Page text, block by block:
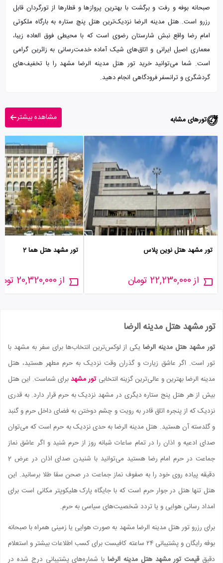
صبحانه بوفه و رفت و برگشت با بهترین پروازها و قطارها از تورگردان قابل
رزرو است. هتل مدینه الرضا نزدیک‌ترین هتل پنچ ستاره به بارگاه ملکوتی
امام رضا واقع نبش شارستان رضوی است که با محیطی فوق العاده زیبا،
معماری اصیل ایرانی و اتاق‌های شیک آماده خدمت‌رسانی به زائرین گرامی
است. شما می‌توانید خرید تور هتل مدینه الرضا مشهد را با تخفیف‌های
گردشگری و ترانسفر فرودگاهی انجام دهید.
تورهای مشابه مشاهده بیشتر
تور مشهد هتل نوین پلاس
از 22,230,000 تومان
تور مشهد هتل هما 2
از 20,320,000 تومان
تور مشهد هتل مدینه الرضا
تور مشهد هتل مدینه الرضایکی از لوکس‌ترین انتخاب‌ها برای سفر به مشهد با
تور است. اگر عاشق زیارت و گذران وقت نزدیک به حرم مطهر هستید، هتل
مدینه الرضا بهترین و عالی‌ترین گزینه انتخابیتور مشهدبرای شماست. این هتل
بیش از هر هتل پنج ستاره دیگری در مشهد نزدیک به حرم قرار دارد. به قدری
نزدیک که از پنجره اتاق قادر به رویت و چشم دوختن به فضای داخل حرم و گنبد
و گلدسته آن هستید. هتل مدینه الرضا به حدی نزدیک به حرم است که می‌توان
صدای ادعیه و اذان را در تمام ساعات شبانه روز از حرم شنید و اگر عاشق نماز
جماعت در حرم امام رضا هستید می‌توانید با شنیدن صدای اذان در عرض 2
دقیقه پیاده روی خود را به صفوف نماز جماعت در صحن سقا طلا برسانید. این
هتل تنها هتل در جوار حرم است که با جایگاه پارک هلیکوپتر مکانی است برای
امداد رسانی هوایی و یا تردد شخصیت‌های سیاسی به حرم.
برای رزرو تور هتل مدینه الرضا مشهد به صورت هوایی یا زمینی همراه با صبحانه
بوفه رایگان و پشتیبانی ۲۴ ساعته کافیست برای کسب اطلاعات بیشتر و استعلام
دقیققیمت تور مشهد هتل مدینه الرضا با شماره‌های پشتیبانی درج شده در